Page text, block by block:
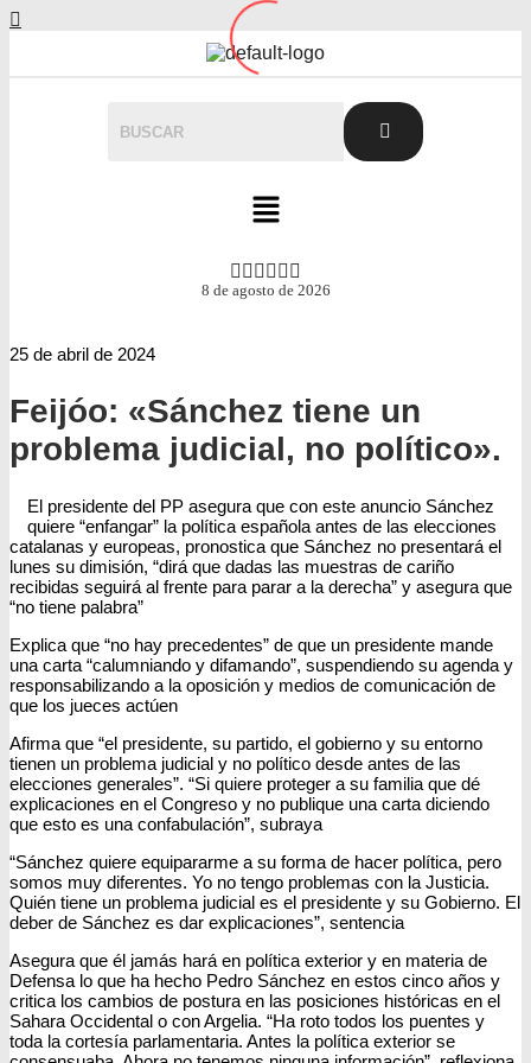
8 de agosto de 2026
25 de abril de 2024
Feijóo: «Sánchez tiene un
problema judicial, no político».
El presidente del PP asegura que con este anuncio Sánchez
quiere “enfangar” la política española antes de las elecciones
catalanas y europeas, pronostica que Sánchez no presentará el
lunes su dimisión, “dirá que dadas las muestras de cariño
recibidas seguirá al frente para parar a la derecha” y asegura que
“no tiene palabra”
Explica que “no hay precedentes” de que un presidente mande
una carta “calumniando y difamando”, suspendiendo su agenda y
responsabilizando a la oposición y medios de comunicación de
que los jueces actúen
Afirma que “el presidente, su partido, el gobierno y su entorno
tienen un problema judicial y no político desde antes de las
elecciones generales”. “Si quiere proteger a su familia que dé
explicaciones en el Congreso y no publique una carta diciendo
que esto es una confabulación”, subraya
“Sánchez quiere equipararme a su forma de hacer política, pero
somos muy diferentes. Yo no tengo problemas con la Justicia.
Quién tiene un problema judicial es el presidente y su Gobierno. El
deber de Sánchez es dar explicaciones”, sentencia
Asegura que él jamás hará en política exterior y en materia de
Defensa lo que ha hecho Pedro Sánchez en estos cinco años y
critica los cambios de postura en las posiciones históricas en el
Sahara Occidental o con Argelia. “Ha roto todos los puentes y
toda la cortesía parlamentaria. Antes la política exterior se